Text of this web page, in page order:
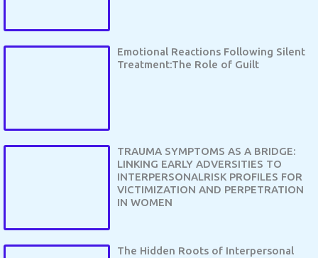
Emotional Reactions Following Silent
Treatment:The Role of Guilt
TRAUMA SYMPTOMS AS A BRIDGE:
LINKING EARLY ADVERSITIES TO
INTERPERSONALRISK PROFILES FOR
VICTIMIZATION AND PERPETRATION
IN WOMEN
The Hidden Roots of Interpersonal